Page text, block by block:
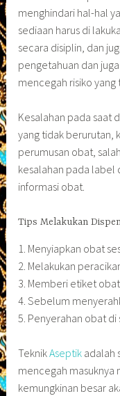
menghindari hal-hal
sediaan harus di
secara disiplin, dan
pengetahuan dan
mencegah risiko yang
Kesalahan pada saat
yang tidak berurutan,
perumusan obat,
kesalahan pada label
informasi obat.
Tips Melakukan
1. Menyiapkan obat
2. Melakukan
3. Memberi etiket
4. Sebelum
5. Penyerahan obat
TeknikAseptik adalah
mencegah masuknya
kemungkinan besar